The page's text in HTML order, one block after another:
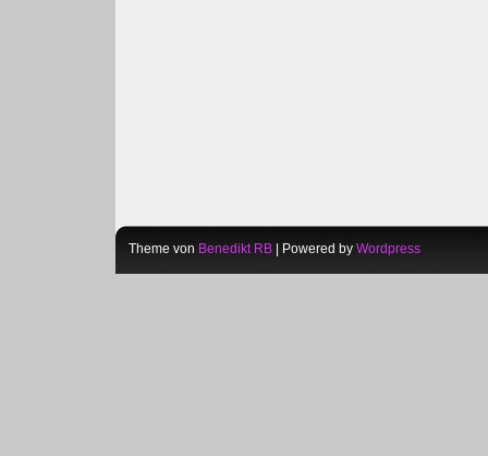
Theme von Benedikt RB | Powered by Wordpress